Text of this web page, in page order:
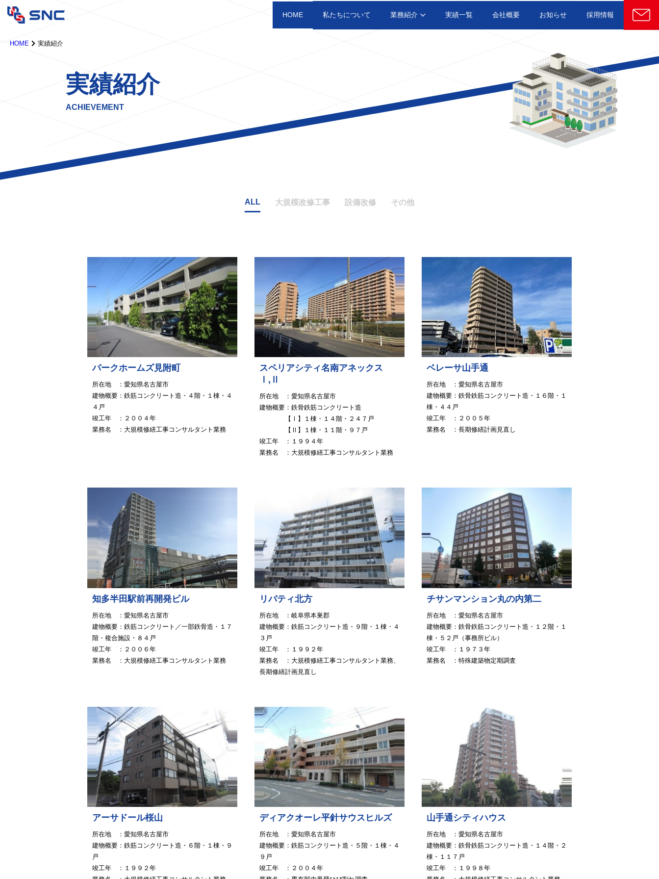
HOME 私たちについて 業務紹介 実績一覧 会社概要 お知らせ 採用情報
HOME 実績紹介
実績紹介
ACHIEVEMENT
ALL 大規模改修工事 設備改修 その他
パークホームズ見附町
所在地 ：愛知県名古屋市
建物概要：鉄筋コンクリート造・４階・１棟・４
４戸
竣工年 ：２００４年
業務名 ：大規模修繕工事コンサルタント業務
スペリアシティ名南アネックス
Ⅰ,Ⅱ
所在地 ：愛知県名古屋市
建物概要：鉄骨鉄筋コンクリート造
【Ⅰ】１棟・１４階・２４７戸
【Ⅱ】１棟・１１階・９７戸
竣工年 ：１９９４年
業務名 ：大規模修繕工事コンサルタント業務
ベレーサ山手通
所在地 ：愛知県名古屋市
建物概要：鉄骨鉄筋コンクリート造・１６階・１
棟・４４戸
竣工年 ：２００５年
業務名 ：長期修繕計画見直し
知多半田駅前再開発ビル
所在地 ：愛知県名古屋市
建物概要：鉄筋コンクリート／一部鉄骨造・１７
階・複合施設・８４戸
竣工年 ：２００６年
業務名 ：大規模修繕工事コンサルタント業務
リバティ北方
所在地 ：岐阜県本巣郡
建物概要：鉄筋コンクリート造・９階・１棟・４
３戸
竣工年 ：１９９２年
業務名 ：大規模修繕工事コンサルタント業務、
長期修繕計画見直し
チサンマンション丸の内第二
所在地 ：愛知県名古屋市
建物概要：鉄骨鉄筋コンクリート造・１２階・１
棟・５２戸（事務所ビル）
竣工年 ：１９７３年
業務名 ：特殊建築物定期調査
アーサドール桜山
所在地 ：愛知県名古屋市
建物概要：鉄筋コンクリート造・６階・１棟・９
戸
竣工年 ：１９９２年
ディアクオーレ平針サウスヒルズ
所在地 ：愛知県名古屋市
建物概要：鉄筋コンクリート造・５階・１棟・４
９戸
竣工年 ：２００４年
山手通シティハウス
所在地 ：愛知県名古屋市
建物概要：鉄骨鉄筋コンクリート造・１４階・２
棟・１１７戸
竣工年 ：１９９８年